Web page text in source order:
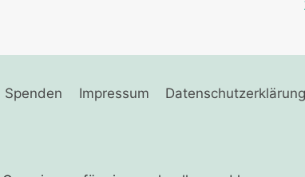
Spenden Impressum Datenschutzerklärung